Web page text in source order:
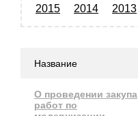
2015
2014 2013
Название
О проведении закупа
работ по